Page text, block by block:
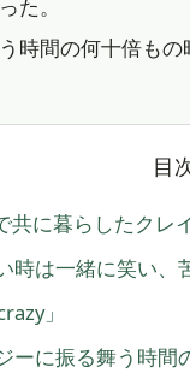
た。
時間の何十倍もの
目
共に暮らしたクレ
時は一緒に笑い、
」
ーに振る舞う時間